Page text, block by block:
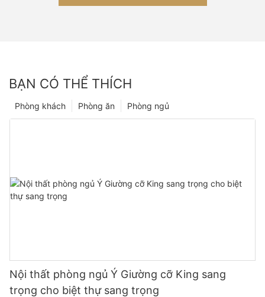
BẠN CÓ THỂ THÍCH
Phòng ngủ
Phòng ăn
Phòng khách
Nội thất phòng ngủ Ý Giường cỡ King sang
trọng cho biệt thự sang trọng